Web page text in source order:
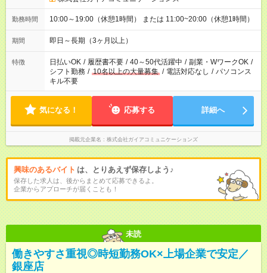
勤務時間 10:00～19:00（休憩1時間） または 11:00~20:00（休憩1時間）
期間 即日～長期（3ヶ月以上）
特徴 日払いOK / 履歴書不要 / 40～50代活躍中 / 副業・WワークOK /
シフト勤務 / 10名以上の大量募集 / 電話対応なし / パソコンス
キル不要
気になる！ 応募する 詳細へ
掲載元企業名 株式会社ガイアコミュニケーションズ
興味のあるバイト は、とりあえず保存しよう♪
保存した求人は、後からまとめて応募できるよ。
企業からアプローチが届くことも！
未読
働きやすさ重視◎時短勤務OK×上場企業で安定／
銀座店